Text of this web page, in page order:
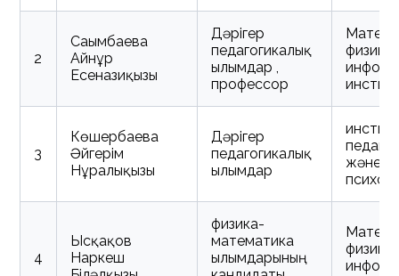
2
Сағымбаева
Айнұр
Есенғазиқызы
Дәрігер
педагогикалық
ғылымдар ,
профессор
физика
3
Көшербаева
Әйгерім
Нұралықызы
Дәрігер
педагогикалық
ғылымдар
және
4
Ысқақов
Наркеш
физика-
математика
ғылымдарының
физика